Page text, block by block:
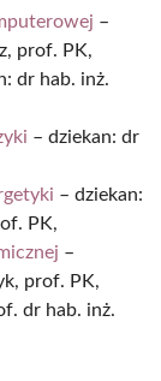
–
prof. PK,
dr hab. inż.
– dziekan: dr
– dziekan:
PK,
–
prof. PK,
dr hab. inż.